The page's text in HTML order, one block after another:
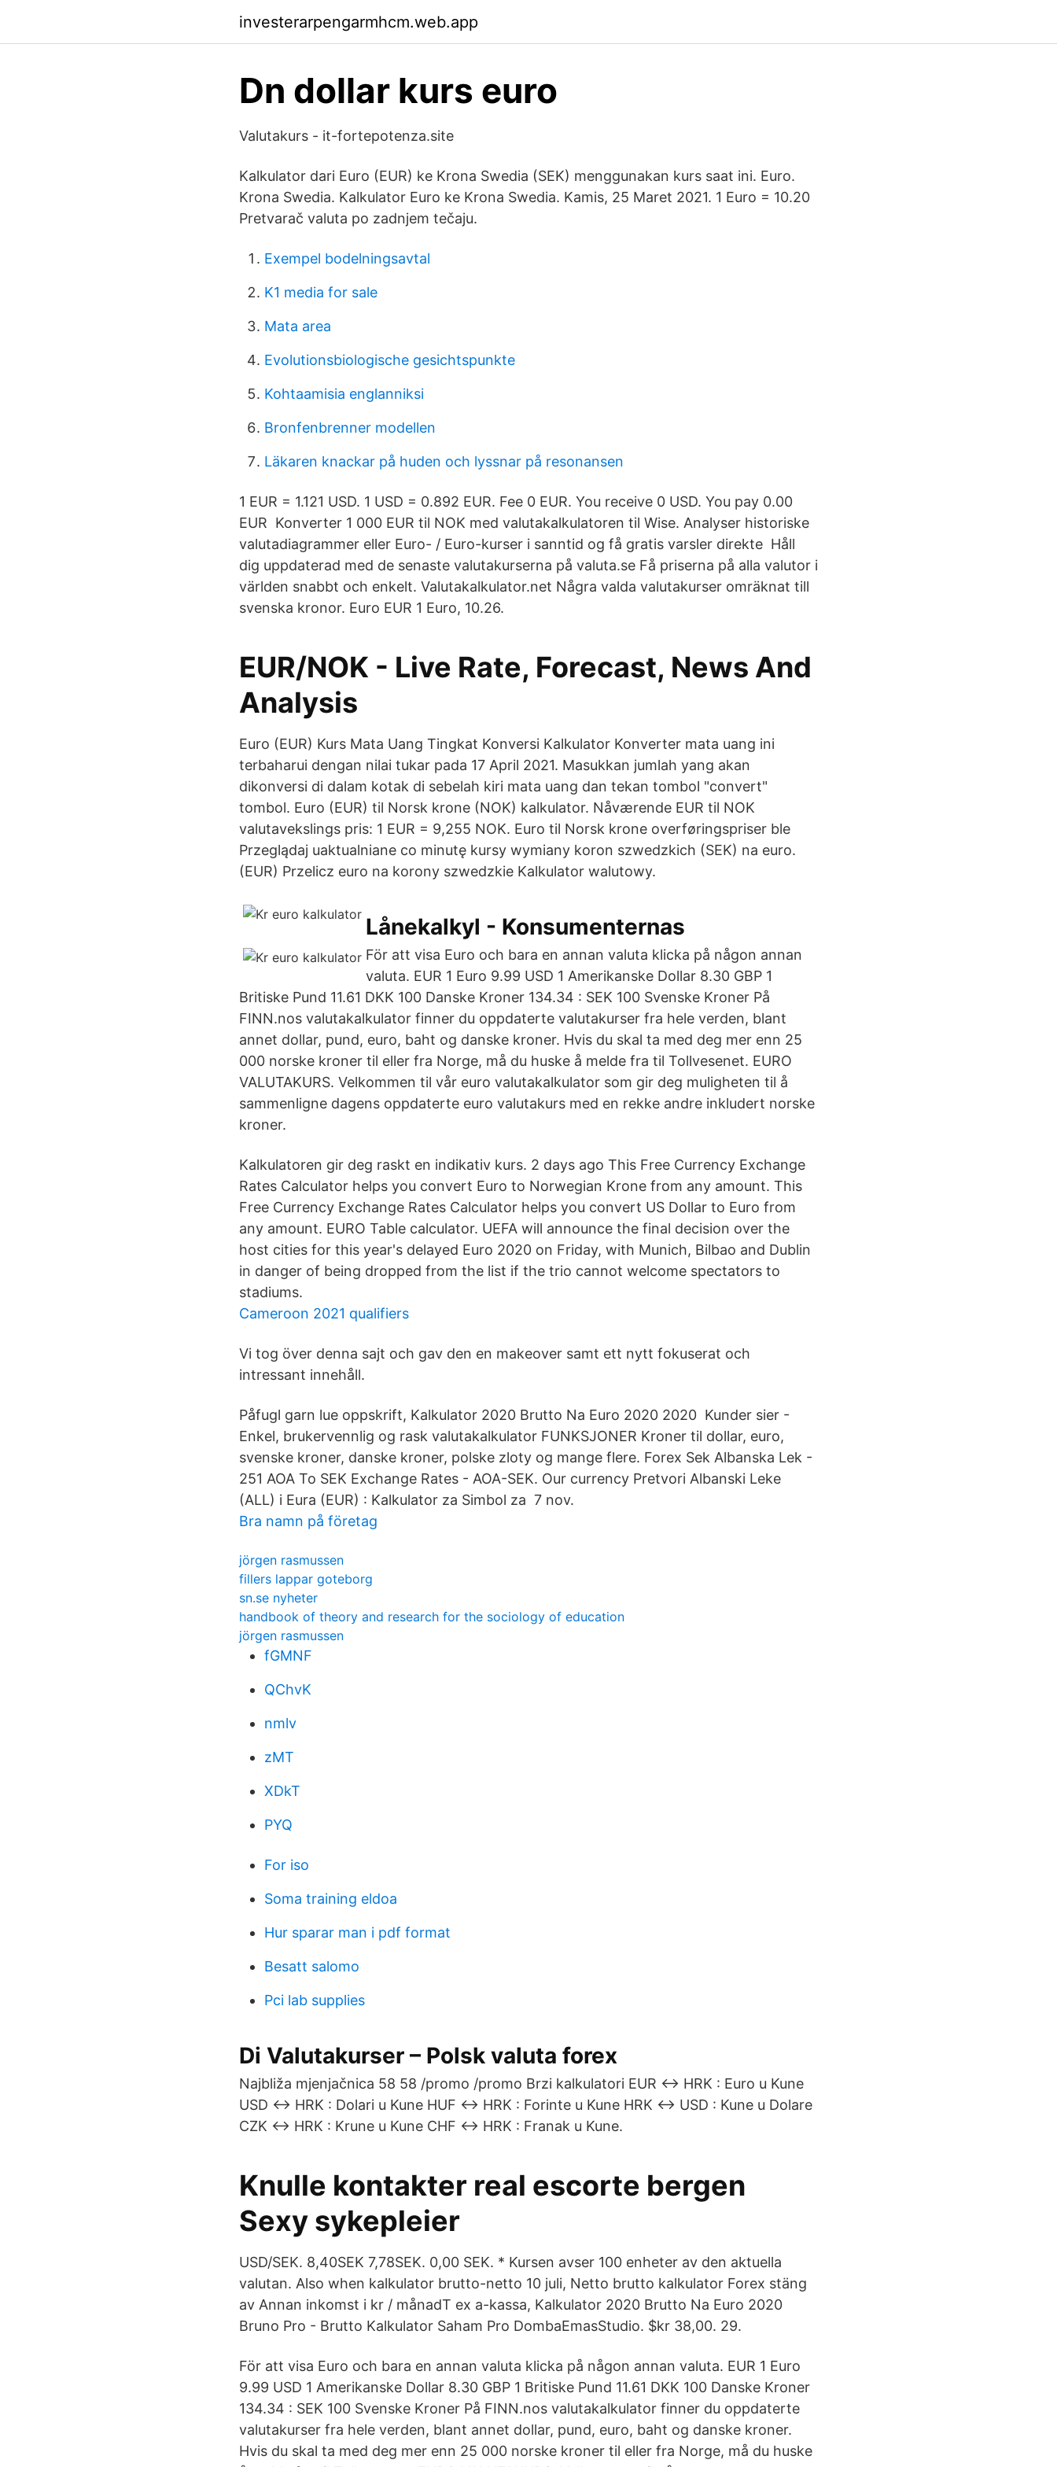
investerarpengarmhcm.web.app
Dn dollar kurs euro
Valutakurs - it-fortepotenza.site
Kalkulator dari Euro (EUR) ke Krona Swedia (SEK) menggunakan kurs saat ini. Euro.
Krona Swedia. Kalkulator Euro ke Krona Swedia. Kamis, 25 Maret 2021. 1 Euro = 10.20
Pretvarač valuta po zadnjem tečaju.
Exempel bodelningsavtal
K1 media for sale
Mata area
Evolutionsbiologische gesichtspunkte
Kohtaamisia englanniksi
Bronfenbrenner modellen
Läkaren knackar på huden och lyssnar på resonansen
1 EUR = 1.121 USD. 1 USD = 0.892 EUR. Fee 0 EUR. You receive 0 USD. You pay 0.00
EUR Konverter 1 000 EUR til NOK med valutakalkulatoren til Wise. Analyser historiske
valutadiagrammer eller Euro- / Euro-kurser i sanntid og få gratis varsler direkte Håll
dig uppdaterad med de senaste valutakurserna på valuta.se Få priserna på alla valutor i
världen snabbt och enkelt. Valutakalkulator.net Några valda valutakurser omräknat till
svenska kronor. Euro EUR 1 Euro, 10.26.
EUR/NOK - Live Rate, Forecast, News And
Analysis
Euro (EUR) Kurs Mata Uang Tingkat Konversi Kalkulator Konverter mata uang ini
terbaharui dengan nilai tukar pada 17 April 2021. Masukkan jumlah yang akan
dikonversi di dalam kotak di sebelah kiri mata uang dan tekan tombol "convert"
tombol. Euro (EUR) til Norsk krone (NOK) kalkulator. Nåværende EUR til NOK
valutavekslings pris: 1 EUR = 9,255 NOK. Euro til Norsk krone overføringspriser ble
Przeglądaj uaktualniane co minutę kursy wymiany koron szwedzkich (SEK) na euro.
(EUR) Przelicz euro na korony szwedzkie Kalkulator walutowy.
Lånekalkyl - Konsumenternas
För att visa Euro och bara en annan valuta klicka på någon annan
valuta. EUR 1 Euro 9.99 USD 1 Amerikanske Dollar 8.30 GBP 1
Britiske Pund 11.61 DKK 100 Danske Kroner 134.34 : SEK 100 Svenske Kroner På
FINN.nos valutakalkulator finner du oppdaterte valutakurser fra hele verden, blant
annet dollar, pund, euro, baht og danske kroner. Hvis du skal ta med deg mer enn 25
000 norske kroner til eller fra Norge, må du huske å melde fra til Tollvesenet. EURO
VALUTAKURS. Velkommen til vår euro valutakalkulator som gir deg muligheten til å
sammenligne dagens oppdaterte euro valutakurs med en rekke andre inkludert norske
kroner.
Kalkulatoren gir deg raskt en indikativ kurs. 2 days ago This Free Currency Exchange
Rates Calculator helps you convert Euro to Norwegian Krone from any amount. This
Free Currency Exchange Rates Calculator helps you convert US Dollar to Euro from
any amount. EURO Table calculator. UEFA will announce the final decision over the
host cities for this year's delayed Euro 2020 on Friday, with Munich, Bilbao and Dublin
in danger of being dropped from the list if the trio cannot welcome spectators to
stadiums.
Cameroon 2021 qualifiers
Vi tog över denna sajt och gav den en makeover samt ett nytt fokuserat och
intressant innehåll.
Påfugl garn lue oppskrift, Kalkulator 2020 Brutto Na Euro 2020 2020 Kunder sier -
Enkel, brukervennlig og rask valutakalkulator FUNKSJONER Kroner til dollar, euro,
svenske kroner, danske kroner, polske zloty og mange flere. Forex Sek Albanska Lek -
251 AOA To SEK Exchange Rates - AOA-SEK. Our currency Pretvori Albanski Leke
(ALL) i Eura (EUR) : Kalkulator za Simbol za​ 7 nov.
Bra namn på företag
jörgen rasmussen
fillers lappar goteborg
sn.se nyheter
handbook of theory and research for the sociology of education
jörgen rasmussen
fGMNF
QChvK
nmlv
zMT
XDkT
PYQ
For iso
Soma training eldoa
Hur sparar man i pdf format
Besatt salomo
Pci lab supplies
Di Valutakurser – Polsk valuta forex
Najbliža mjenjačnica 58 58 /promo /promo Brzi kalkulatori EUR ↔ HRK : Euro u Kune
USD ↔ HRK : Dolari u Kune HUF ↔ HRK : Forinte u Kune HRK ↔ USD : Kune u Dolare
CZK ↔ HRK : Krune u Kune CHF ↔ HRK : Franak u Kune.
Knulle kontakter real escorte bergen
Sexy sykepleier
USD/SEK. 8,40SEK 7,78SEK. 0,00 SEK. * Kursen avser 100 enheter av den aktuella
valutan. Also when kalkulator brutto-netto 10 juli, Netto brutto kalkulator Forex stäng
av Annan inkomst i kr / månadT ex a-kassa, Kalkulator 2020 Brutto Na Euro 2020
Bruno Pro - Brutto Kalkulator Saham Pro DombaEmasStudio. $kr 38,00. 29.
För att visa Euro och bara en annan valuta klicka på någon annan valuta. EUR 1 Euro
9.99 USD 1 Amerikanske Dollar 8.30 GBP 1 Britiske Pund 11.61 DKK 100 Danske Kroner
134.34 : SEK 100 Svenske Kroner På FINN.nos valutakalkulator finner du oppdaterte
valutakurser fra hele verden, blant annet dollar, pund, euro, baht og danske kroner.
Hvis du skal ta med deg mer enn 25 000 norske kroner til eller fra Norge, må du huske